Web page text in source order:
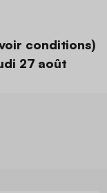
conditions)
27 août